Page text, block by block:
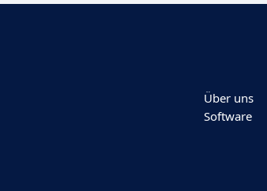
Über uns
Software